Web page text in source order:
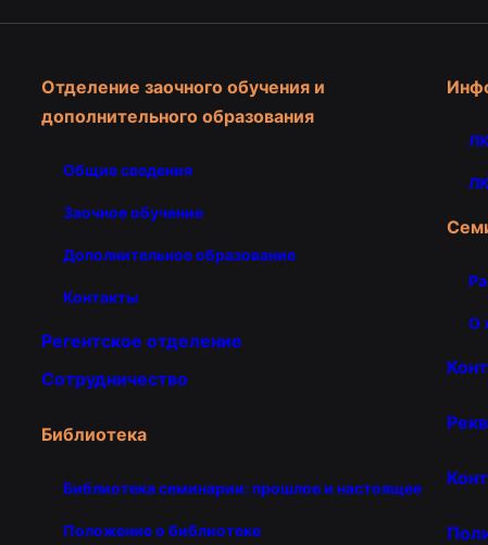
Отделение заочного обучения и
дополнительного образования
Общие сведения
Заочное обучение
Дополнительное образование
Контакты
Регентское отделение
Сотрудничество
Библиотека
Библиотека семинарии: прошлое и настоящее
Положение о библиотеке
О